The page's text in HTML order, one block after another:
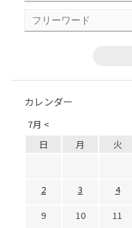
カレンダー
7月 <
日 月 火
2
3 4
9
10 11